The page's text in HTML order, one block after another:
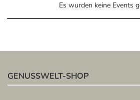
Es wurden keine Events
GENUSSWELT-SHOP